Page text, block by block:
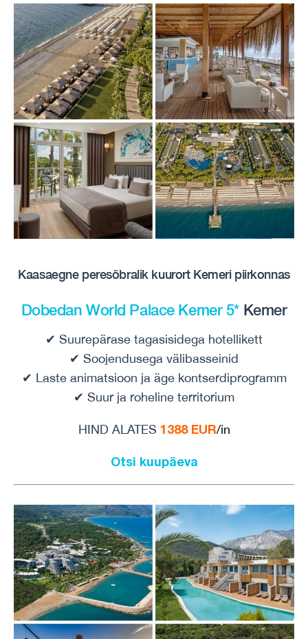
Kaasaegne peresõbralik kuurort Kemeri piirkonnas
Dobedan World Palace Kemer 5* Kemer
✔ Suurepärase tagasisidega hotellikett
✔ Soojendusega välibasseinid
✔ Laste animatsioon ja äge kontserdiprogramm
✔ Suur ja roheline territorium
HIND ALATES 1388 EUR/in
Otsi kuupäeva